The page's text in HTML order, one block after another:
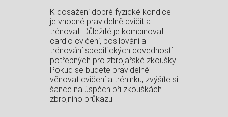
K dosažení dobré fyzické kondice
je vhodné pravidelně cvičit a
trénovat. Důležité je kombinovat
cardio cvičení, posilování a
trénování specifických dovedností
potřebných pro zbrojařské zkoušky.
Pokud se budete pravidelně
věnovat cvičení a tréninku, zvýšíte si
šance na úspěch při zkouškách
zbrojního průkazu.